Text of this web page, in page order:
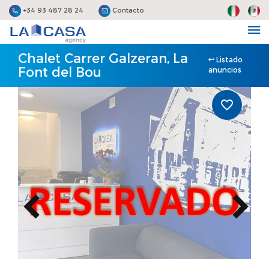
+34 93 487 28 24 Contacto
Chalet Carrer Galzeran, La
Font del Bou
Listado
anuncios